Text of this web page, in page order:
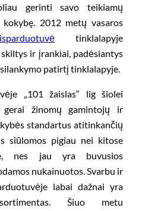
gerinti savo teikiamų
2012 metų vasaros
tinklalapyje
ir įrankiai, padėsiantys
patirtį tinklalapyje.
„101 žaislas“ lig šiolei
žinomų gamintojų ir
standartus atitinkančių
siūlomos pigiau nei kitose
nes jau yra buvusios
nukainuotos. Svarbu ir
labai dažnai yra
Šiuo metu